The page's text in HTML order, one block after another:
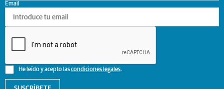
He leído y acepto lascondiciones legales.
Email